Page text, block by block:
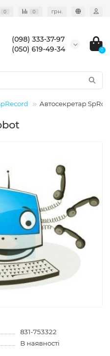
0 0 грн.
(098) 333-37-97
(050) 619-49-34
0
Автосекретар
831-753322
В наявності